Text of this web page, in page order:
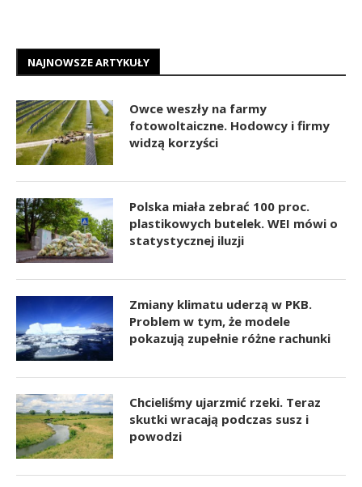
NAJNOWSZE ARTYKUŁY
Owce weszły na farmy
fotowoltaiczne. Hodowcy i firmy
widzą korzyści
Polska miała zebrać 100 proc.
plastikowych butelek. WEI mówi o
statystycznej iluzji
Zmiany klimatu uderzą w PKB.
Problem w tym, że modele
pokazują zupełnie różne rachunki
Chcieliśmy ujarzmić rzeki. Teraz
skutki wracają podczas susz i
powodzi